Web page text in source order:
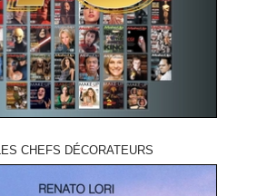
LES CHEFS DÉCORATEURS